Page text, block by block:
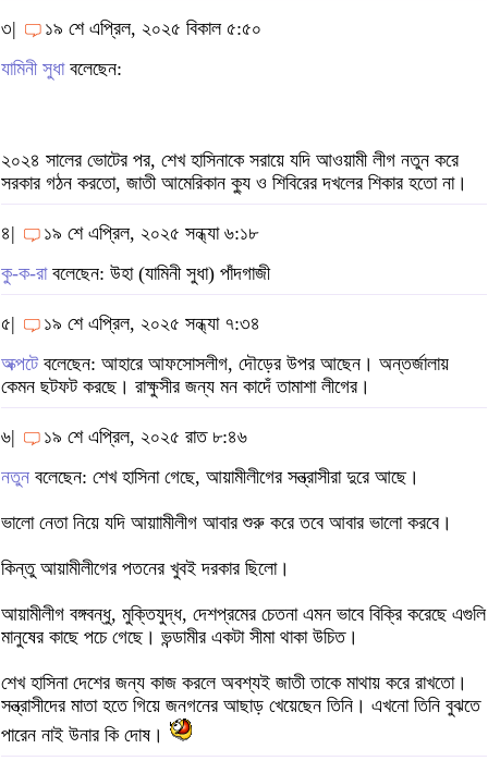
৩|
১৯ শে এপ্রিল, ২০২৫ বিকাল ৫:৫০
যামিনী সুধাবলেছেন:
২০২৪ সালের ভোটের পর, শেখ হাসিনাকে সরায়ে যদি আওয়ামী লীগ নতুন করে
সরকার গঠন করতো, জাতী আমেরিকান ক্যু ও শিবিরের দখলের শিকার হতো না।
৪|
১৯ শে এপ্রিল, ২০২৫ সন্ধ্যা ৬:১৮
কু-ক-রাবলেছেন: উহা (যামিনী সুধা) পাঁদগাজী
৫|
১৯ শে এপ্রিল, ২০২৫ সন্ধ্যা ৭:৩৪
অক্পটেবলেছেন: আহারে আফসোসলীগ, দৌড়ের উপর আছেন। অন্তর্জালায়
কেমন ছটফট করছে। রাক্ষুসীর জন্য মন কাদেঁ তামাশা লীগের।
৬|
১৯ শে এপ্রিল, ২০২৫ রাত ৮:৪৬
নতুন বলেছেন: শেখ হাসিনা গেছে, আয়ামীলীগের সন্ত্রাসীরা দুরে আছে।
ভালো নেতা নিয়ে যদি আয়াামীলীগ আবার শুরু করে তবে আবার ভালো করবে।
কিন্তু আয়ামীলীগের পতনের খুবই দরকার ছিলো।
আয়ামীলীগ বঙ্গবন্ধু, মুক্তিযুদ্ধ, দেশপ্রমের চেতনা এমন ভাবে বিক্রি করেছে এগুলি
মানুষের কাছে পচে গেছে। ভন্ডামীর একটা সীমা থাকা উচিত।
শেখ হাসিনা দেশের জন্য কাজ করলে অবশ্যই জাতী তাকে মাথায় করে রাখতো।
সন্ত্রাসীদের মাতা হতে গিয়ে জনগনের আছাড় খেয়েছেন তিনি। এখনো তিনি বুঝতে
পারেন নাই উনার কি দোষ।